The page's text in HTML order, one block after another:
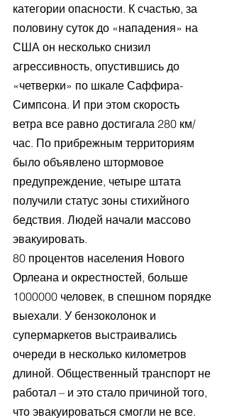
категории опасности. К счастью, за
половину суток до «нападения» на
США он несколько снизил
агрессивность, опустившись до
«четверки» по шкале Саффира-
Симпсона. И при этом скорость
ветра все равно достигала 280 км/
час. По прибрежным территориям
было объявлено штормовое
предупреждение, четыре штата
получили статус зоны стихийного
бедствия. Людей начали массово
эвакуировать.
80 процентов населения Нового
Орлеана и окрестностей, больше
1000000 человек, в спешном порядке
выехали. У бензоколонок и
супермаркетов выстраивались
очереди в несколько километров
длиной. Общественный транспорт не
работал – и это стало причиной того,
что эвакуироваться смогли не все.